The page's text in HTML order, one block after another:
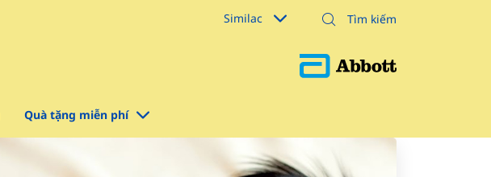
Similac
Quà tặng miễn phí